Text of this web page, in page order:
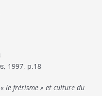
, 1997, p.18
le frérisme » et culture du